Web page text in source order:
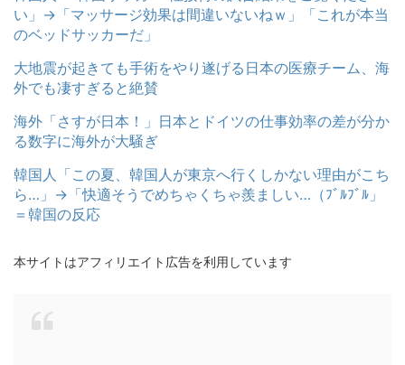
い」→「マッサージ効果は間違いないねｗ」「これが本当
のベッドサッカーだ」
大地震が起きても手術をやり遂げる日本の医療チーム、海
外でも凄すぎると絶賛
海外「さすが日本！」日本とドイツの仕事効率の差が分か
る数字に海外が大騒ぎ
韓国人「この夏、韓国人が東京へ行くしかない理由がこち
ら…」→「快適そうでめちゃくちゃ羨ましい…（ﾌﾞﾙﾌﾞﾙ」
＝韓国の反応
本サイトはアフィリエイト広告を利用しています